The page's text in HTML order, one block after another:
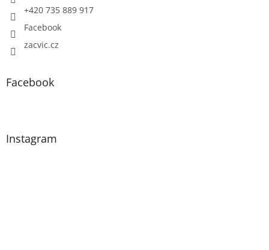
+420 735 889 917
Facebook
zacvic.cz
Facebook
Instagram